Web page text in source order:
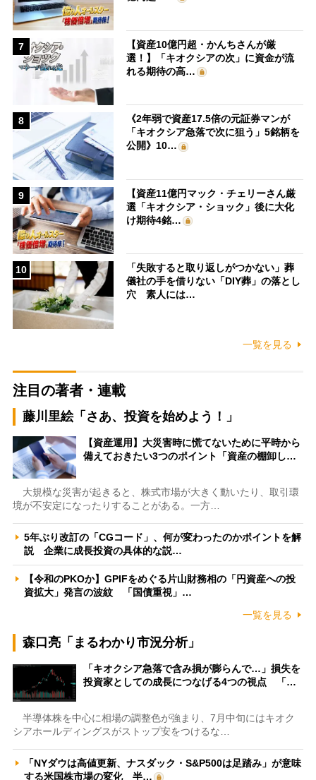
7
【資産10億円超・かんちさんが厳
選！】「キオクシアの次」に資金が流
れる期待の高…
8
《2年弱で資産17.5倍の元証券マンが
「キオクシア急落で次に狙う」5銘柄を
公開》10…
9
【資産11億円マック・チェリーさん厳
選「キオクシア・ショック」後に大化
け期待4銘…
10
「失敗すると取り返しがつかない」葬
儀社の手を借りない「DIY葬」の落とし
穴 素人には…
一覧を見る
注目の著者・連載
藤川里絵「さあ、投資を始めよう！」
【資産運用】大災害時に慌てないために平時から
備えておきたい3つのポイント「資産の棚卸し…
大規模な災害が起きると、株式市場が大きく動いたり、取引環
境が不安定になったりすることがある。一方…
5年ぶり改訂の「CGコード」、何が変わったのかポイントを解
説 企業に成長投資の具体的な説…
【令和のPKOか】GPIFをめぐる片山財務相の「円資産への投
資拡大」発言の波紋 「国債重視」…
一覧を見る
森口亮「まるわかり市況分析」
「キオクシア急落で含み損が膨らんで…」損失を
投資家としての成長につなげる4つの視点 「…
半導体株を中心に相場の調整色が強まり、7月中旬にはキオク
シアホールディングスがストップ安をつけるな…
「NYダウは高値更新、ナスダック・S&P500は足踏み」が意味
する米国株市場の変化 半…